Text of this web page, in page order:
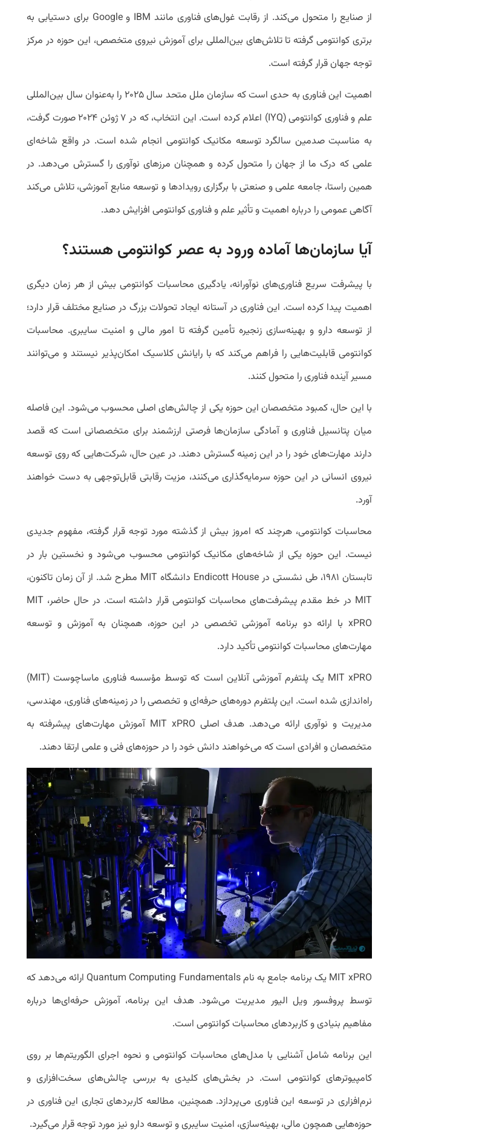
از صنایع را متحول می‌کند. از رقابت غول‌های فناوری مانند IBM و Google برای دستیابی به
برتری کوانتومی گرفته تا تلاش‌های بین‌المللی برای آموزش نیروی متخصص، این حوزه در مرکز
توجه جهان قرار گرفته است.
اهمیت این فناوری به حدی است که سازمان ملل متحد سال ۲۰۲۵ را به‌عنوان سال بین‌المللی
علم و فناوری کوانتومی (IYQ) اعلام کرده است. این انتخاب، که در ۷ ژوئن ۲۰۲۴ صورت گرفت،
به مناسبت صدمین سالگرد توسعه مکانیک کوانتومی انجام شده است. در واقع شاخه‌ای
علمی که درک ما از جهان را متحول کرده و همچنان مرزهای نوآوری را گسترش می‌دهد. در
همین راستا، جامعه علمی و صنعتی با برگزاری رویدادها و توسعه منابع آموزشی، تلاش می‌کند
آگاهی عمومی را درباره اهمیت و تأثیر علم و فناوری کوانتومی افزایش دهد.
آیا سازمان‌ها آماده ورود به عصر کوانتومی هستند؟
با پیشرفت سریع فناوری‌های نوآورانه، یادگیری محاسبات کوانتومی بیش از هر زمان دیگری
اهمیت پیدا کرده است. این فناوری در آستانه ایجاد تحولات بزرگ در صنایع مختلف قرار دارد؛
از توسعه دارو و بهینه‌سازی زنجیره تأمین گرفته تا امور مالی و امنیت سایبری. محاسبات
کوانتومی قابلیت‌هایی را فراهم می‌کند که با رایانش کلاسیک امکان‌پذیر نیستند و می‌توانند
مسیر آینده فناوری را متحول کنند.
با این حال، کمبود متخصصان این حوزه یکی از چالش‌های اصلی محسوب می‌شود. این فاصله
میان پتانسیل فناوری و آمادگی سازمان‌ها فرصتی ارزشمند برای متخصصانی است که قصد
دارند مهارت‌های خود را در این زمینه گسترش دهند. در عین حال، شرکت‌هایی که روی توسعه
نیروی انسانی در این حوزه سرمایه‌گذاری می‌کنند، مزیت رقابتی قابل‌توجهی به دست خواهند
آورد.
محاسبات کوانتومی، هرچند که امروز بیش از گذشته مورد توجه قرار گرفته، مفهوم جدیدی
نیست. این حوزه یکی از شاخه‌های مکانیک کوانتومی محسوب می‌شود و نخستین بار در
تابستان ۱۹۸۱، طی نشستی در Endicott House دانشگاه MIT مطرح شد. از آن زمان تاکنون،
MIT در خط مقدم پیشرفت‌های محاسبات کوانتومی قرار داشته است. در حال حاضر، MIT
xPRO با ارائه دو برنامه آموزشی تخصصی در این حوزه، همچنان به آموزش و توسعه
مهارت‌های محاسبات کوانتومی تأکید دارد.
MIT xPRO یک پلتفرم آموزشی آنلاین است که توسط مؤسسه فناوری ماساچوست (MIT)
راه‌اندازی شده است. این پلتفرم دوره‌های حرفه‌ای و تخصصی را در زمینه‌های فناوری، مهندسی،
مدیریت و نوآوری ارائه می‌دهد. هدف اصلی MIT xPRO آموزش مهارت‌های پیشرفته به
متخصصان و افرادی است که می‌خواهند دانش خود را در حوزه‌های فنی و علمی ارتقا دهند.
MIT xPRO یک برنامه جامع به نام Quantum Computing Fundamentals ارائه می‌دهد که
توسط پروفسور ویل الیور مدیریت می‌شود. هدف این برنامه، آموزش حرفه‌ای‌ها درباره
مفاهیم بنیادی‌ و کاربردهای محاسبات کوانتومی است.
این برنامه شامل آشنایی با مدل‌های محاسبات کوانتومی و نحوه اجرای الگوریتم‌ها بر روی
کامپیوترهای کوانتومی است. در بخش‌های کلیدی به بررسی چالش‌های سخت‌افزاری و
نرم‌افزاری در توسعه این فناوری می‌پردازد. همچنین، مطالعه کاربردهای تجاری این فناوری در
حوزه‌هایی همچون مالی، بهینه‌سازی، امنیت سایبری و توسعه دارو نیز مورد توجه قرار می‌گیرد.